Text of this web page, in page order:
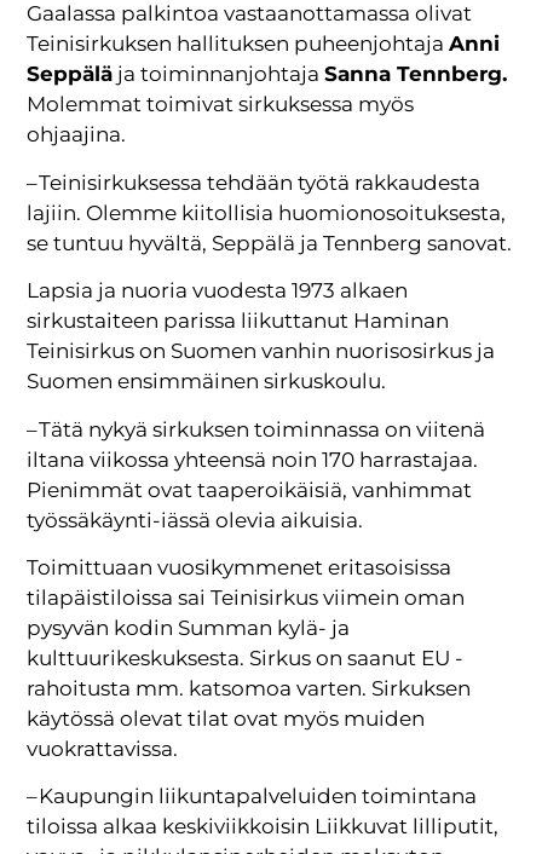
Gaalassa palkintoa vastaanottamassa olivat
Teinisirkuksen hallituksen puheenjohtajaAnni
Seppälä ja toiminnanjohtajaSanna Tennberg.
Molemmat toimivat sirkuksessa myös
ohjaajina.
– Teinisirkuksessa tehdään työtä rakkaudesta
lajiin. Olemme kiitollisia huomionosoituksesta,
se tuntuu hyvältä, Seppälä ja Tennberg sanovat.
Lapsia ja nuoria vuodesta 1973 alkaen
sirkustaiteen parissa liikuttanut Haminan
Teinisirkus on Suomen vanhin nuorisosirkus ja
Suomen ensimmäinen sirkuskoulu.
– Tätä nykyä sirkuksen toiminnassa on viitenä
iltana viikossa yhteensä noin 170 harrastajaa.
Pienimmät ovat taaperoikäisiä, vanhimmat
työssäkäynti-iässä olevia aikuisia.
Toimittuaan vuosikymmenet eritasoisissa
tilapäistiloissa sai Teinisirkus viimein oman
pysyvän kodin Summan kylä- ja
kulttuurikeskuksesta. Sirkus on saanut EU -
rahoitusta mm. katsomoa varten. Sirkuksen
käytössä olevat tilat ovat myös muiden
vuokrattavissa.
– Kaupungin liikuntapalveluiden toimintana
tiloissa alkaa keskiviikkoisin Liikkuvat lilliputit,